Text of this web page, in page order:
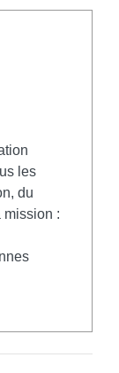
les
du
mission :